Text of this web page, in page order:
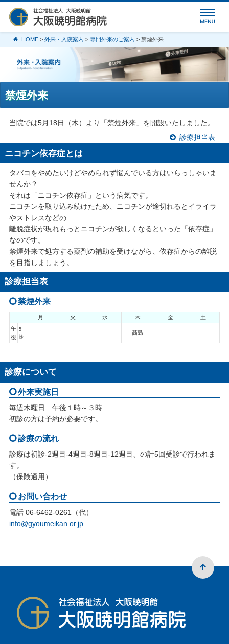
HOME> 外来・入院案内 > 専門外来のご案内 > 禁煙外来
禁煙外来
当院では5月18日（木）より「禁煙外来」を開設いたしました。
診療担当表
ニコチン依存症とは
タバコをやめたいけどやめられず悩んでいる方はいらっしゃいま
せんか？
それは「ニコチン依存症」という病気です。
ニコチンを取り込み続けたため、ニコチンが途切れるとイライラ
やストレスなどの
離脱症状が現れもっとニコチンが欲しくなるといった「依存症」
なのです。
禁煙外来で処方する薬剤の補助を受けながら、依存症からの離脱
を目指しましょう。
診療担当表
禁煙外来
月 火 水 木 金
土
午
後
5
診
髙島
診療について
外来実施日
毎週木曜日 午後１時～３時
初診の方は予約が必要です。
診療の流れ
診療は初診-2週目-4週目-8週目-12週目、の計5回受診で行われま
す。
（保険適用）
お問い合わせ
電話 06-6462-0261（代）
info@gyoumeikan.or.jp